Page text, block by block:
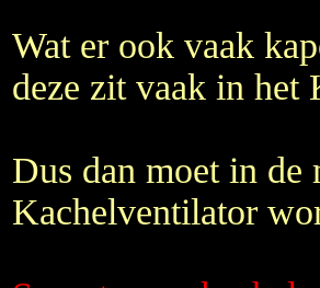
Wat er ook vaak
deze zit vaak in het
Dus dan moet in de
Kachelventilator